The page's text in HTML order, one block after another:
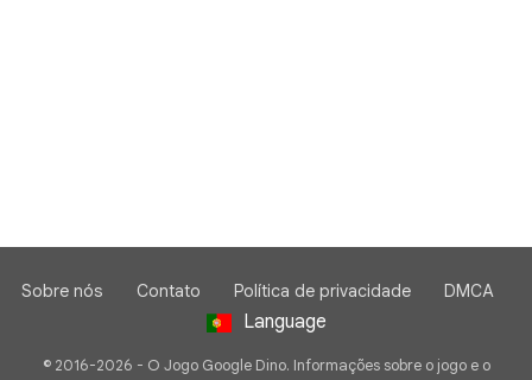
Sobre nós Contato Política de privacidade DMCA
Language
© 2016-2026 - O Jogo Google Dino. Informações sobre o jogo e o